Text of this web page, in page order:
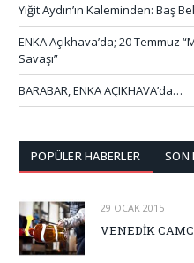
Yiğit Aydın’ın Kaleminden: Baş
ENKA Açıkhava’da; 20 Temmuz
Savaşı”
BARABAR, ENKA AÇIKHAVA’da…
POPÜLER HABERLER SON
29 OCAK 2015
VENEDİK